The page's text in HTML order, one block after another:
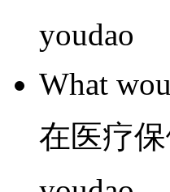
youdao
What
在医疗